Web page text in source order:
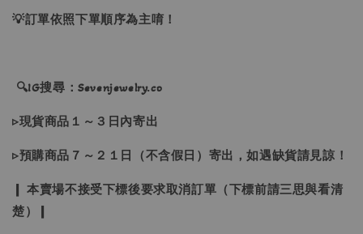
💡訂單依照下單順序為主唷！
🔍IG搜尋：Sevenjewelry.co
▹現貨商品１～３日內寄出
▹預購商品７～２１日（不含假日）寄出，如遇缺貨請見諒！
❙ 本賣場不接受下標後要求取消訂單（下標前請三思與看清
楚）❙